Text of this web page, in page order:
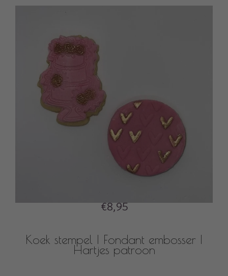
€8,95
Koek stempel | Fondant embosser |
Hartjes patroon